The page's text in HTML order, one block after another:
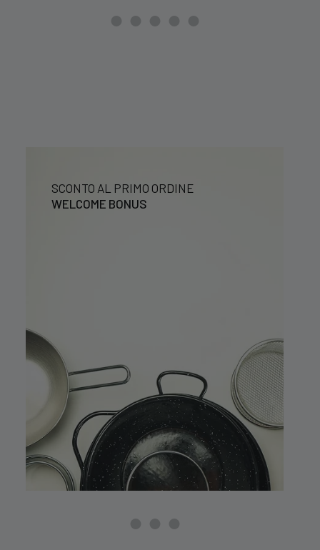
SCONTO AL PRIMO ORDINE
WELCOME BONUS